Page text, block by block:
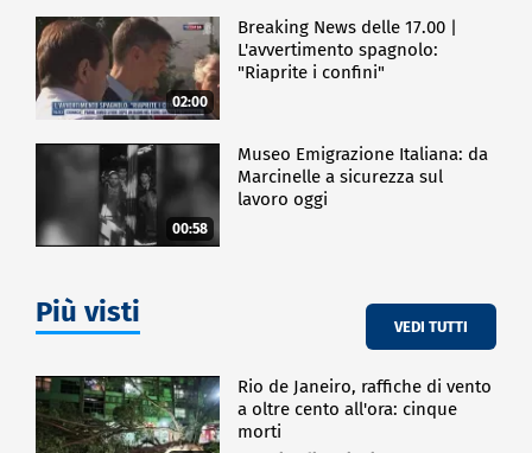
02:00
Breaking News delle 17.00 |
L'avvertimento spagnolo:
"Riaprite i confini"
00:58
Museo Emigrazione Italiana: da
Marcinelle a sicurezza sul
lavoro oggi
Più visti VEDI TUTTI
Rio de Janeiro, raffiche di vento
a oltre cento all'ora: cinque
morti